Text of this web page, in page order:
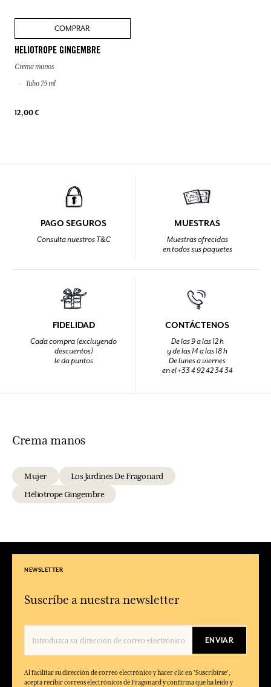
COMPRAR
HELIOTROPE GINGEMBRE
Crema manos
Tubo 75 ml
12,00 €
PAGO SEGUROS
Consulta nuestros T&C
MUESTRAS
Muestras ofrecidas
en todos sus paquetes
FIDELIDAD
Cada compra (excluyendo
descuentos)
le da puntos
CONTÁCTENOS
De las 9 a las 12 h
y de las 14 a las 18 h
De lunes a viernes
en el +33 4 92 42 34 34
Crema manos
Mujer
Los Jardines De Fragonard
Héliotrope Gingembre
NEWSLETTER
Suscríbe a nuestra newsletter
ENVIAR
Al facilitar su dirección de correo electrónico y hacer clic en 'Suscribirse',
acepta recibir correos electrónicos de Fragonard y confirma que ha leído y